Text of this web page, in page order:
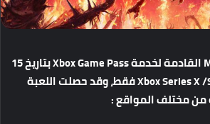
القادمةلخدمة بتاريخ
فقط،وقدحصلتاللعبة
منمختلفالمواقع: